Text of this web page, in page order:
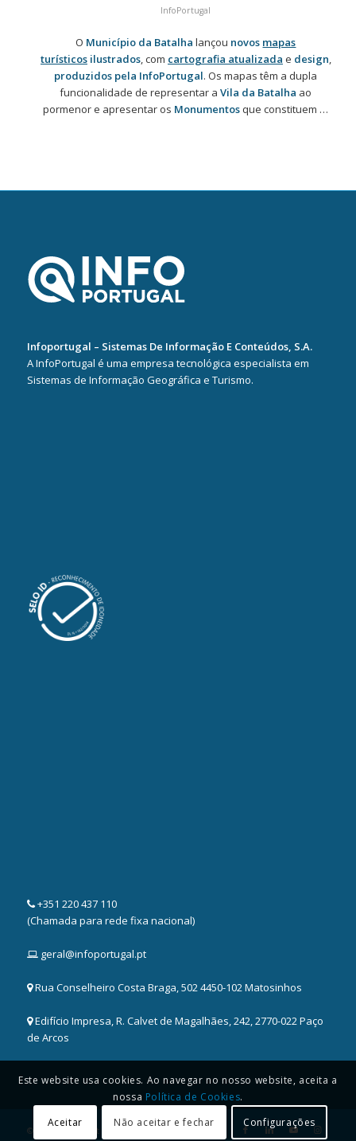
InfoPortugal
O Município da Batalha lançou novos mapas
turísticosilustrados, com cartografia atualizada e design,
produzidos pela InfoPortugal. Os mapas têm a dupla
funcionalidade de representar aVila da Batalha ao
pormenor e apresentar os Monumentosque constituem …
Infoportugal – Sistemas De Informação E Conteúdos, S.A.
A InfoPortugal é uma empresa tecnológica especialista em
Sistemas de Informação Geográfica e Turismo.
+351 220 437 110
(Chamada para rede fixa nacional)
geral@infoportugal.pt
Rua Conselheiro Costa Braga, 502 4450-102 Matosinhos
Edifício Impresa, R. Calvet de Magalhães, 242, 2770-022 Paço
de Arcos
© 2025 Copyright -
Este website usa cookies. Ao navegar no nosso website, aceita a
nossa Política de Cookies.
Aceitar
Não aceitar e fechar Configurações